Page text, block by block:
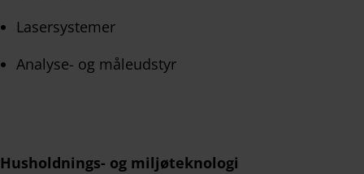
Lasersystemer
Analyse- og måleudstyr
Husholdnings- og miljøteknologi